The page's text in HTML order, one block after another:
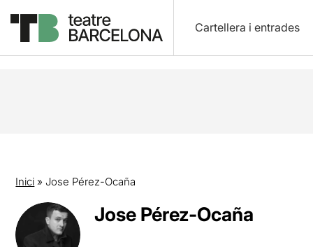
Cartellera i entrades
Inici » Jose Pérez-Ocaña
Jose Pérez-Ocaña